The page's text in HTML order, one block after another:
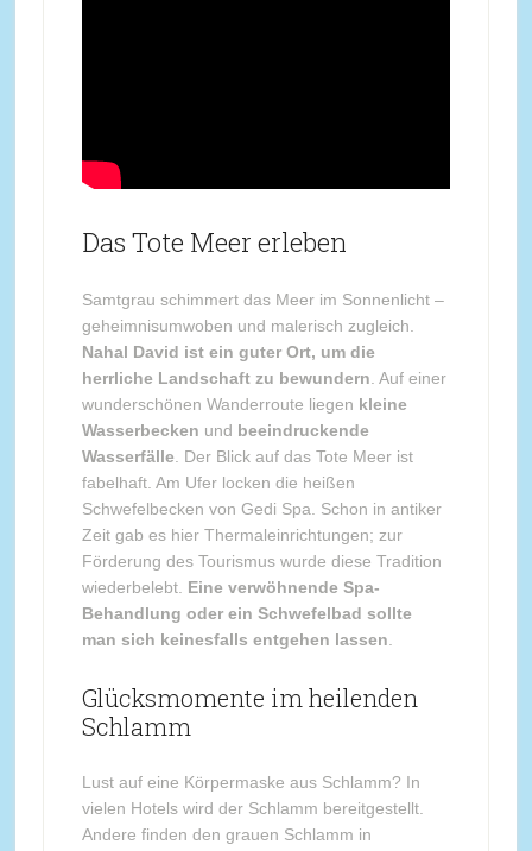
Das Tote Meer erleben
Samtgrau schimmert das Meer im Sonnenlicht –
geheimnisumwoben und malerisch zugleich.
Nahal David ist ein guter Ort, um die
herrliche Landschaft zu bewundern . Auf einer
wunderschönen Wanderroute liegen kleine
Wasserbecken und beeindruckende
Wasserfälle . Der Blick auf das Tote Meer ist
fabelhaft. Am Ufer locken die heißen
Schwefelbecken von Gedi Spa. Schon in antiker
Zeit gab es hier Thermaleinrichtungen; zur
Förderung des Tourismus wurde diese Tradition
wiederbelebt. Eine verwöhnende Spa-
Behandlung oder ein Schwefelbad sollte
man sich keinesfalls entgehen lassen
Glücksmomente im heilenden
Schlamm
Lust auf eine Körpermaske aus Schlamm? In
vielen Hotels wird der Schlamm bereitgestellt.
Andere finden den grauen Schlamm in